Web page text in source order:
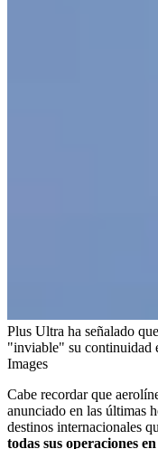
Plus Ultra ha señalado
"inviable" su continuidad
Images
Cabe recordar que
anunciado en las últimas
destinos internacionales
todas sus operaciones